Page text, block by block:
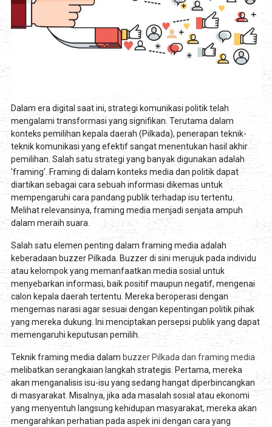
Dalam era digital saat ini, strategi komunikasi politik telah
mengalami transformasi yang signifikan. Terutama dalam
konteks pemilihan kepala daerah (Pilkada), penerapan teknik-
teknik komunikasi yang efektif sangat menentukan hasil akhir
pemilihan. Salah satu strategi yang banyak digunakan adalah
'framing'. Framing di dalam konteks media dan politik dapat
diartikan sebagai cara sebuah informasi dikemas untuk
mempengaruhi cara pandang publik terhadap isu tertentu.
Melihat relevansinya, framing media menjadi senjata ampuh
dalam meraih suara.
Salah satu elemen penting dalam framing media adalah
keberadaan buzzer Pilkada. Buzzer di sini merujuk pada individu
atau kelompok yang memanfaatkan media sosial untuk
menyebarkan informasi, baik positif maupun negatif, mengenai
calon kepala daerah tertentu. Mereka beroperasi dengan
mengemas narasi agar sesuai dengan kepentingan politik pihak
yang mereka dukung. Ini menciptakan persepsi publik yang dapat
memengaruhi keputusan pemilih.
Teknik framing media dalam buzzer Pilkada dan framing media
melibatkan serangkaian langkah strategis. Pertama, mereka
akan menganalisis isu-isu yang sedang hangat diperbincangkan
di masyarakat. Misalnya, jika ada masalah sosial atau ekonomi
yang menyentuh langsung kehidupan masyarakat, mereka akan
mengarahkan perhatian pada aspek ini dengan cara yang